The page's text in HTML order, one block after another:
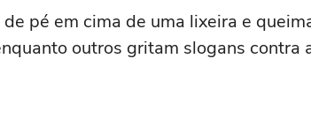
pé em cima de uma lixeira e
outros gritam slogans contra